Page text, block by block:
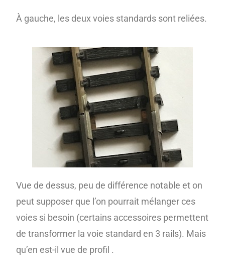
À gauche, les deux voies standards sont reliées.
Vue de dessus, peu de différence notable et on
peut supposer que l’on pourrait mélanger ces
voies si besoin (certains accessoires permettent
de transformer la voie standard en 3 rails). Mais
qu’en est-il vue de profil .